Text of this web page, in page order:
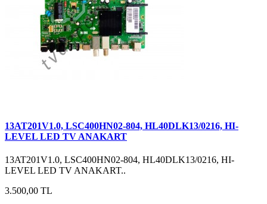
13AT201V1.0, LSC400HN02-804, HL40DLK13/0216, HI-
LEVEL LED TV ANAKART
13AT201V1.0, LSC400HN02-804, HL40DLK13/0216, HI-
LEVEL LED TV ANAKART..
3.500,00 TL